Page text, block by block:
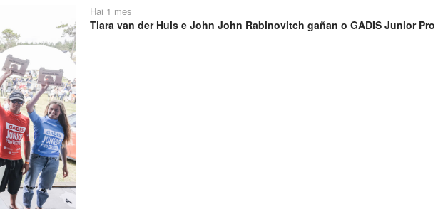
Hai 1 mes
Tiara van der Huls e John John Rabinovitch gañan o GADIS Junior Pro